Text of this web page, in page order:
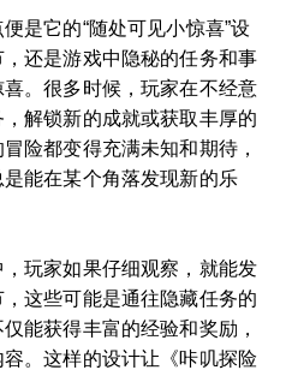
是它的“随处可见小惊喜”设
还是游戏中隐秘的任务和事
。很多时候，玩家在不经意
解锁新的成就或获取丰厚的
险都变得充满未知和期待，
能在某个角落发现新的乐
玩家如果仔细观察，就能发
这些可能是通往隐藏任务的
能获得丰富的经验和奖励，
。这样的设计让《咔叽探险